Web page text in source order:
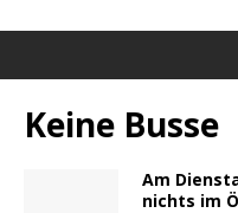
Keine Busse
Am
nichts im